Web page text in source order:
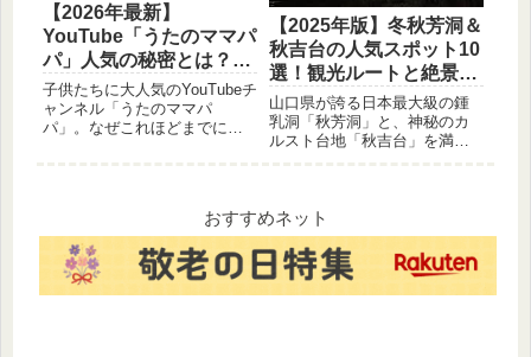
【2026年最新】
YouTube「うたのママパ
パ」人気の秘密とは？親
子でハマる魅力を徹底分
析！
子供たちに大人気のYouTubeチ
ャンネル「うたのママパ
パ」。なぜこれほどまでに親
理由を3つのポイントで詳しく
解説します。
【2025年版】冬秋芳洞＆
秋吉台の人気スポット10
選！観光ルートと絶景カ
ルストを徹底紹介
山口県が誇る日本最大級の鍾
乳洞「秋芳洞」と、神秘のカ
ルスト台地「秋吉台」を満
2025年最新のおすすめ人気ス
ポット10選を詳しくご紹介し
ます。
おすすめネット